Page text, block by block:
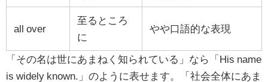
all over
至るところ
に
やや口語的な表現
「その名は世にあまねく知られている」なら「His name
is widely known.」のように表せます。「社会全体にあま